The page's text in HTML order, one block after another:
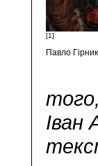
[1]
Павло
Іван